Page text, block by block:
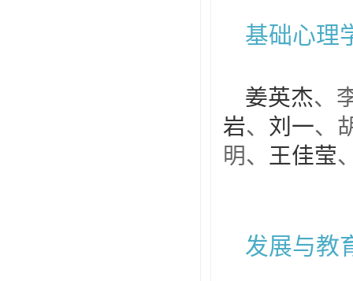
基础心理
姜英杰、
岩、 刘一、
明、 王佳莹
发展与教